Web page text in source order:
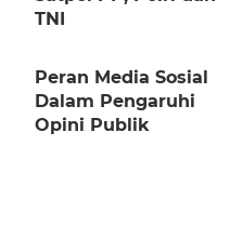
TNI
Peran Media Sosial
Dalam Pengaruhi
Opini Publik